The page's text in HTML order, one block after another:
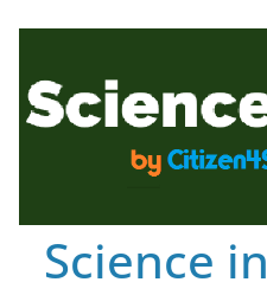
Science